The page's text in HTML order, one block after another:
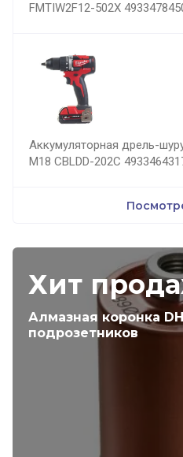
FMTIW2F12-502X
Аккумуляторная дрель-
M18 CBLDD-202C
Хит
Алмазная коронка
подрозетников